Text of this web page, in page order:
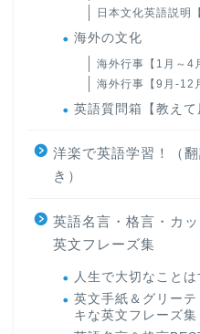
日本文化英語説明
海外の文化
海外行事【1月～4
海外行事【9月-12
英語質問箱【教えて
洋楽で英語学習！（
き）
英語名言・格言・カ
英文フレーズ集
人生で大切なこと
英文手紙＆グリー
キな英文フレーズ集